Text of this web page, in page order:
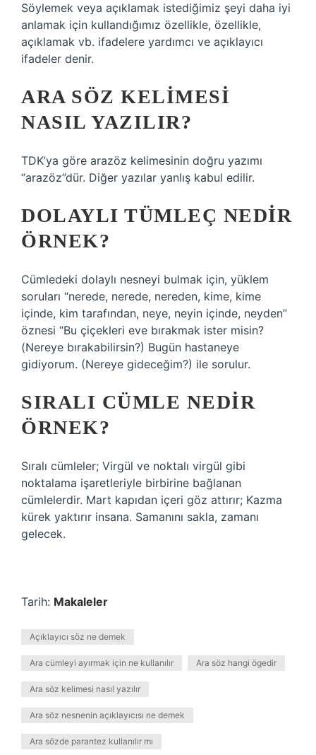
Söylemek veya açıklamak istediğimiz şeyi daha iyi
anlamak için kullandığımız özellikle, özellikle,
açıklamak vb. ifadelere yardımcı ve açıklayıcı
ifadeler denir.
ARA SÖZ KELIMESI
NASIL YAZILIR?
TDK’ya göre arazöz kelimesinin doğru yazımı
“arazöz”dür. Diğer yazılar yanlış kabul edilir.
DOLAYLI TÜMLEÇ NEDIR
ÖRNEK?
Cümledeki dolaylı nesneyi bulmak için, yüklem
soruları “nerede, nerede, nereden, kime, kime
içinde, kim tarafından, neye, neyin içinde, neyden”
öznesi “Bu çiçekleri eve bırakmak ister misin?
(Nereye bırakabilirsin?) Bugün hastaneye
gidiyorum. (Nereye gideceğim?) ile sorulur.
SIRALI CÜMLE NEDIR
ÖRNEK?
Sıralı cümleler; Virgül ve noktalı virgül gibi
noktalama işaretleriyle birbirine bağlanan
cümlelerdir. Mart kapıdan içeri göz attırır; Kazma
kürek yaktırır insana. Samanını sakla, zamanı
gelecek.
Tarih: Makaleler
Açıklayıcı söz ne demek
Ara cümleyi ayırmak için ne kullanılır Ara söz hangi ögedir
Ara söz kelimesi nasıl yazılır
Ara söz nesnenin açıklayıcısı ne demek
Ara sözde parantez kullanılır mı